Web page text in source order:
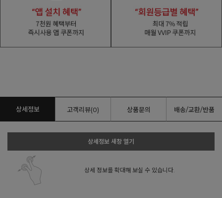
상세정보 고객리뷰(0) 상품문의 배송/교환/반품
상세정보 새창 열기
상세 정보를 확대해 보실 수 있습니다.